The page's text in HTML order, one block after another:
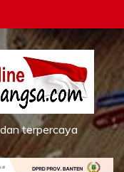
terpercaya